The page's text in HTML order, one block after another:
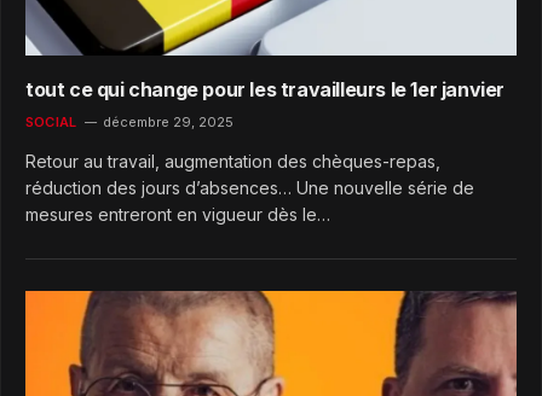
tout ce qui change pour les travailleurs le 1er janvier
SOCIAL décembre 29, 2025
Retour au travail, augmentation des chèques-repas,
réduction des jours d’absences… Une nouvelle série de
mesures entreront en vigueur dès le…